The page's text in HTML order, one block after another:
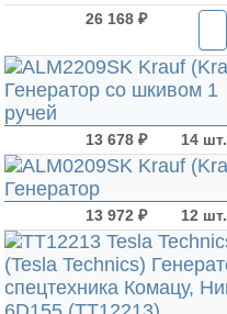
26 168 ₽
13 678 ₽
14 шт.
13 972 ₽
12 шт.